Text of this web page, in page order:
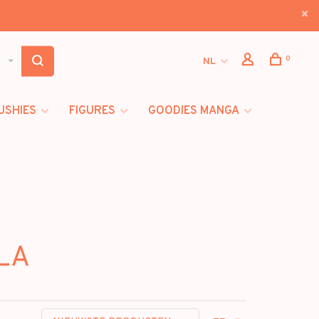
NL 0
FIGURES
GOODIES MANGA